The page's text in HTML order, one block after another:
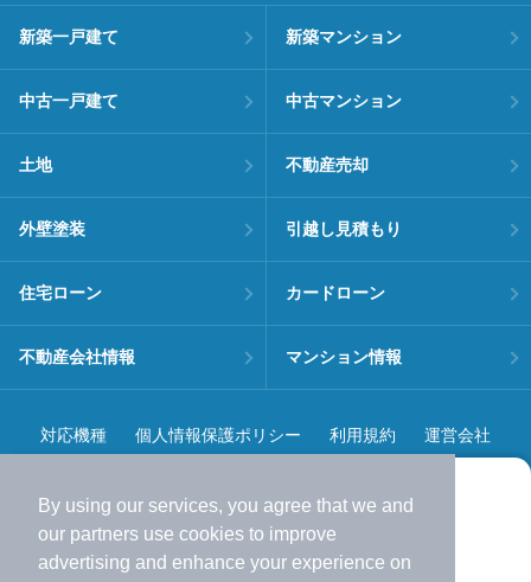
By using our services, you agree that we and
our partners use cookies to improve
advertising and enhance your experience on
より使いやすくなった
アプリで物件探ししませんか？
新築一戸建て 新築マンション
中古一戸建て 中古マンション
土地 不動産売却
外壁塗装 引越し見積もり
住宅ローン カードローン
不動産会社情報 マンション情報
対応機種 個人情報保護ポリシー 利用規約 運営会社